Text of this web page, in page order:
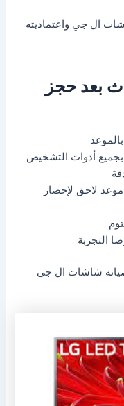
ال جي واعتماديته
بعد حجز
أدوات التشخيص
لاحق لإحضار
شاشات ال جي